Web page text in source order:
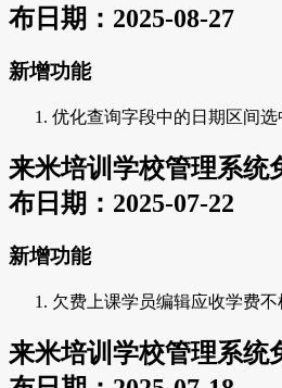
布日期：2025-08-27
新增功能
优化查询字段中的日期区间选
来米培训学校管理系统
布日期：2025-07-22
新增功能
欠费上课学员编辑应收学费
来米培训学校管理系统